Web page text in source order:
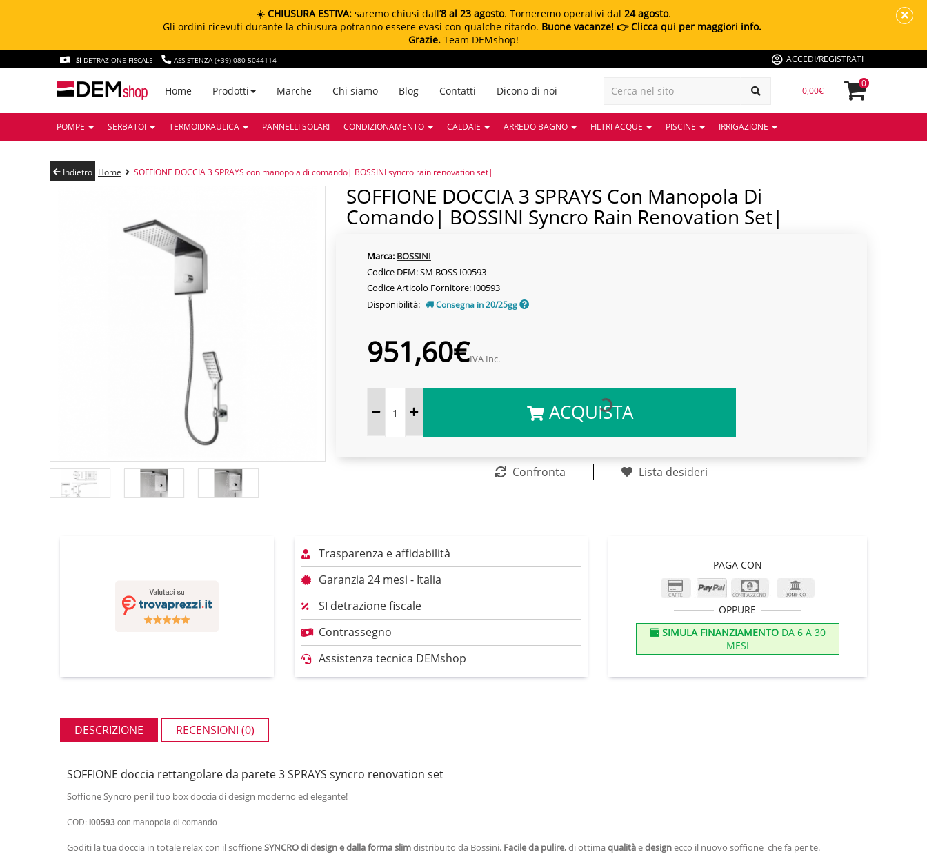
☀️ CHIUSURA ESTIVA: saremo chiusi dall’8 al 23 agosto. Torneremo operativi dal 24 agosto.
Gli ordini ricevuti durante la chiusura potranno essere evasi con qualche ritardo. Buone vacanze! 👉 Clicca qui per maggiori info.
Grazie. Team DEMshop!
SI DETRAZIONE FISCALE ASSISTENZA (+39) 080 5044114 ACCEDI/REGISTRATI
Home Prodotti Marche Chi siamo Blog Contatti Dicono di noi 0,00€
0
POMPE SERBATOI TERMOIDRAULICA PANNELLI SOLARI CONDIZIONAMENTO CALDAIE ARREDO BAGNO FILTRI ACQUE PISCINE IRRIGAZIONE
Indietro Home SOFFIONE DOCCIA 3 SPRAYS con manopola di comando| BOSSINI syncro rain renovation set|
SOFFIONE DOCCIA 3 SPRAYS Con Manopola Di
Comando| BOSSINI Syncro Rain Renovation Set|
Marca: BOSSINI
Codice DEM: SM BOSS I00593
Codice Articolo Fornitore: I00593
Disponibilità:
Consegna in 20/25gg
951,60€IVA Inc.
ACQUISTA
Confronta Lista desideri
Trasparenza e affidabilità
Garanzia 24 mesi - Italia
SI detrazione fiscale
Contrassegno
Assistenza tecnica DEMshop
PAGA CON
OPPURE
SIMULA FINANZIAMENTODA 6 A 30
MESI
DESCRIZIONE RECENSIONI (0)
SOFFIONE doccia rettangolare da parete 3 SPRAYS syncro renovation set
Soffione Syncro per il tuo box doccia di design moderno ed elegante!
COD: I00593 con manopola di comando.
Goditi la tua doccia in totale relax con il soffioneSYNCRO di design e dalla forma slimdistribuito da Bossini. Facile da pulire, di ottimaqualitàedesignecco il nuovo soffione che fa per te.